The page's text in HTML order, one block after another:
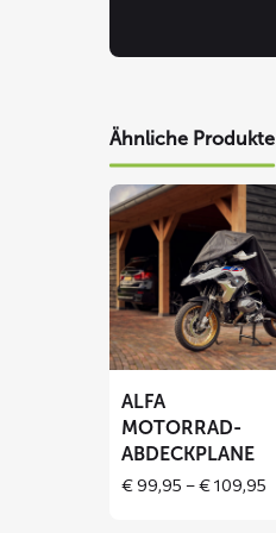
Ähnliche Produkte
Mehr
lesen
über
ALFA
Motorrad-
Abdeckplane
ALFA
MOTORRAD-
ABDECKPLANE
€99,95 –€109,95